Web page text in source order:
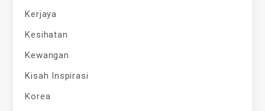
Kerjaya
Kesihatan
Kewangan
Kisah Inspirasi
Korea